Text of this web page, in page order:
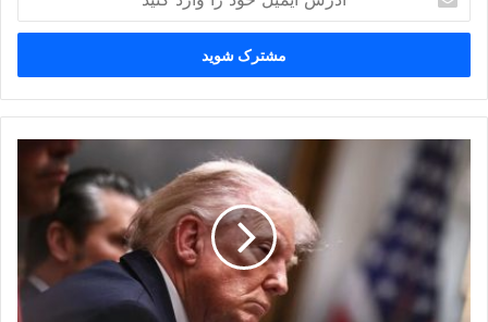
ایمیل
خود
وارد
کنید
شکست
«پروژه
آزادی»
ترامپ
در
کمتر
۴۸